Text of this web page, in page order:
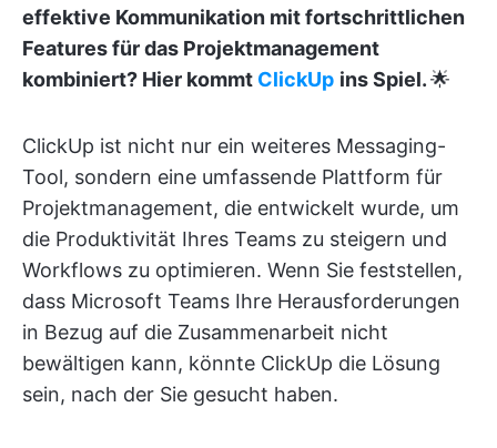
effektive Kommunikation mit fortschrittlichen
Features für das Projektmanagement
kombiniert? Hier kommt ClickUp ins Spiel.🌟
ClickUp ist nicht nur ein weiteres Messaging-
Tool, sondern eine umfassende Plattform für
Projektmanagement, die entwickelt wurde, um
die Produktivität Ihres Teams zu steigern und
Workflows zu optimieren. Wenn Sie feststellen,
dass Microsoft Teams Ihre Herausforderungen
in Bezug auf die Zusammenarbeit nicht
bewältigen kann, könnte ClickUp die Lösung
sein, nach der Sie gesucht haben.